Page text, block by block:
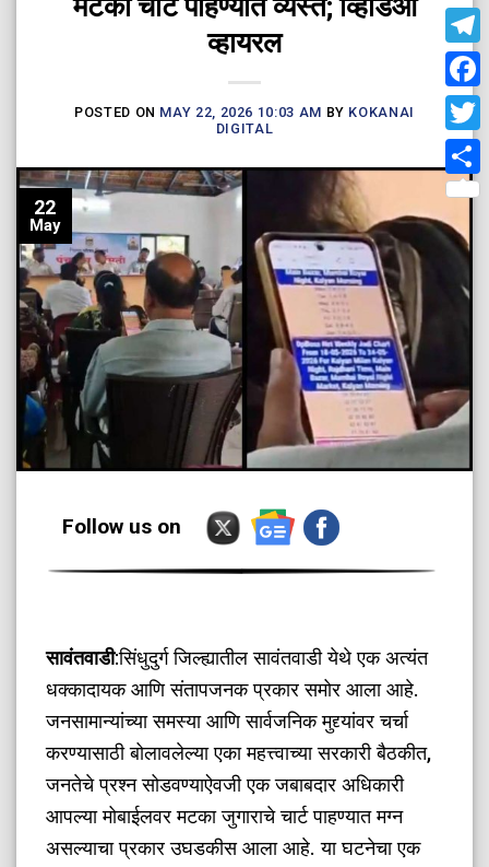
व्हायरल
POSTED ON MAY 22, 2026 10:03 AM BY KOKANAI
DIGITAL
22
May
Follow us on
सावंतवाडी:सिंधुदुर्ग जिल्ह्यातील सावंतवाडी येथे एक अत्यंत
धक्कादायक आणि संतापजनक प्रकार समोर आला आहे.
जनसामान्यांच्या समस्या आणि सार्वजनिक मुद्द्यांवर चर्चा
करण्यासाठी बोलावलेल्या एका महत्त्वाच्या सरकारी बैठकीत,
जनतेचे प्रश्न सोडवण्याऐवजी एक जबाबदार अधिकारी
आपल्या मोबाईलवर मटका जुगाराचे चार्ट पाहण्यात मग्न
असल्याचा प्रकार उघडकीस आला आहे. या घटनेचा एक